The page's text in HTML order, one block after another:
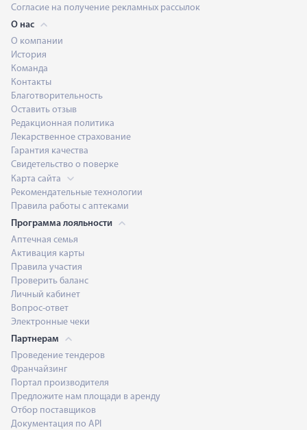
Согласие на получение рекламных рассылок
О нас
О компании
История
Команда
Контакты
Благотворительность
Оставить отзыв
Редакционная политика
Лекарственное страхование
Гарантия качества
Свидетельство о поверке
Карта сайта
Рекомендательные технологии
Правила работы с аптеками
Программа лояльности
Аптечная семья
Активация карты
Правила участия
Проверить баланс
Личный кабинет
Вопрос-ответ
Электронные чеки
Партнерам
Проведение тендеров
Франчайзинг
Портал производителя
Предложите нам площади в аренду
Отбор поставщиков
Документация по API